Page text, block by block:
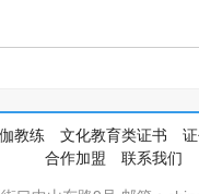
教练 文化教育类证书
合作加盟
联系我们